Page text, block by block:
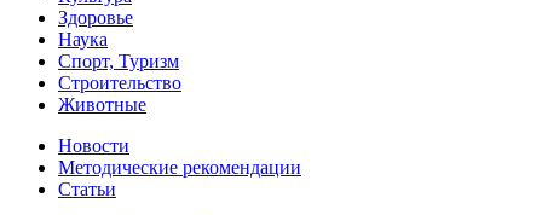
Здоровье
Наука
Спорт, Туризм
Строительство
Животные
Новости
Методические рекомендации
Статьи